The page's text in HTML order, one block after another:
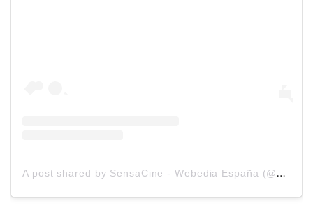
A
post shared by SensaCine - Webedia España (@sensacine)